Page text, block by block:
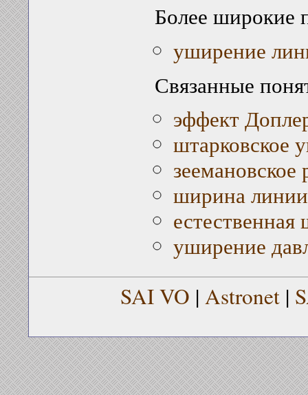
Более широкие
уширение
Связанные
эффект
штарковское
ширина линии
уширение
SAI VO | Astronet |